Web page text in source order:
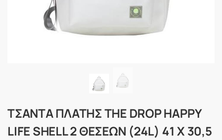
ΤΣΑΝΤΑ ΠΛΑΤΗΣ THE DROP HAPPY
LIFE SHELL 2 ΘΕΣΕΩΝ (24L) 41 Χ 30,5